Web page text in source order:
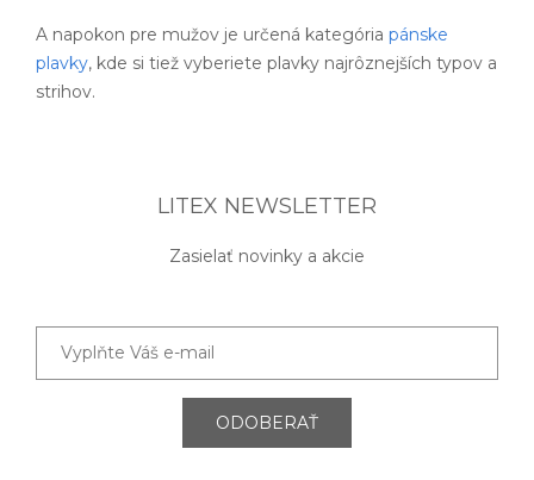
A napokon pre mužov je určená kategória pánske
plavky, kde si tiež vyberiete plavky najrôznejších typov a
strihov.
LITEX NEWSLETTER
Zasielať novinky a akcie
ODOBERAŤ